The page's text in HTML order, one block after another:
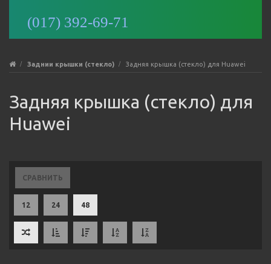
(017) 392-69-71
Заднии крышки (стекло) Задняя крышка (стекло) для Huawei
Задняя крышка (стекло) для
Huawei
СРАВНИТЬ
12 24 48